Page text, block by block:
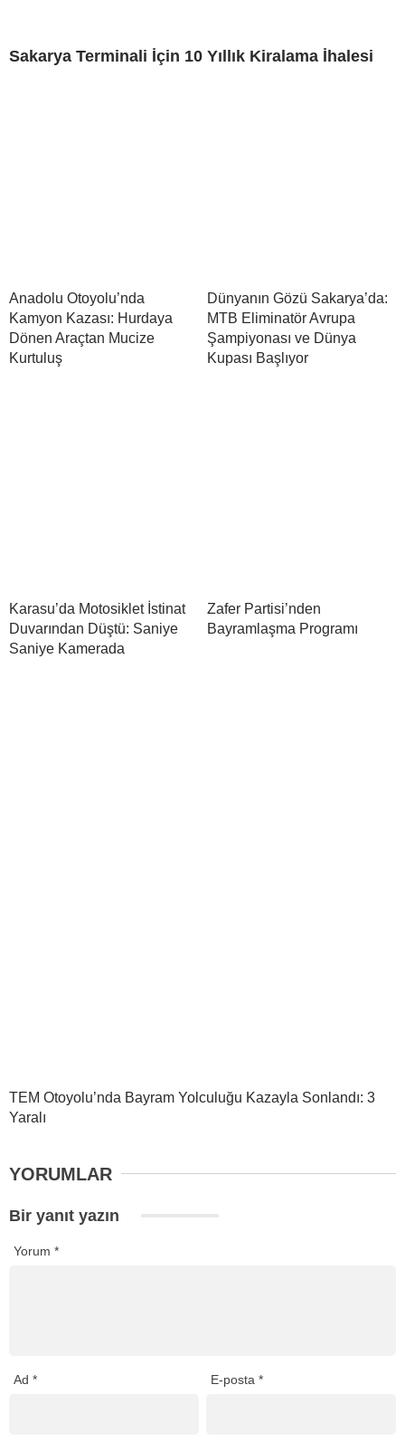
Sakarya Terminali İçin 10 Yıllık Kiralama İhalesi
Anadolu Otoyolu’nda
Kamyon Kazası: Hurdaya
Dönen Araçtan Mucize
Kurtuluş
Dünyanın Gözü Sakarya’da:
MTB Eliminatör Avrupa
Şampiyonası ve Dünya
Kupası Başlıyor
Karasu’da Motosiklet İstinat
Duvarından Düştü: Saniye
Saniye Kamerada
Zafer Partisi’nden
Bayramlaşma Programı
TEM Otoyolu’nda Bayram Yolculuğu Kazayla Sonlandı: 3
Yaralı
YORUMLAR
Bir yanıt yazın
Yorum *
Ad * E-posta*